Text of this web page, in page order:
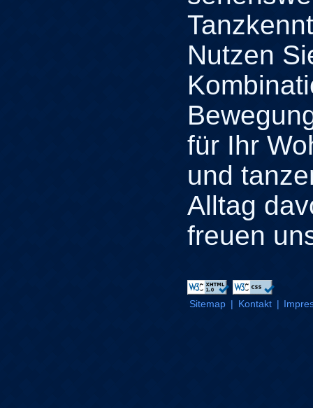
Nutzen
für Ihr
und
Alltag
freuen
Sitemap | Kontakt |